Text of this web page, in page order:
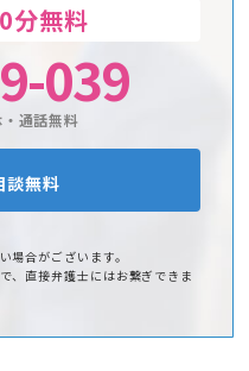
分無料
039
通話無料
談無料
合がございます。
、直接弁護士にはお繋ぎできま